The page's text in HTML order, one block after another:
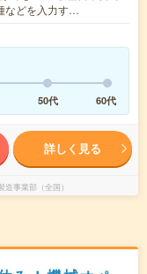
などを入力す…
50代 60代
詳しく見る
事業部（全国）